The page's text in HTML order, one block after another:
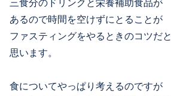
三食分のドリンクと栄養補助食品が
あるので時間を空けずにとることが
ファスティングをやるときのコツだと
思います。
食についてやっぱり考えるのですが